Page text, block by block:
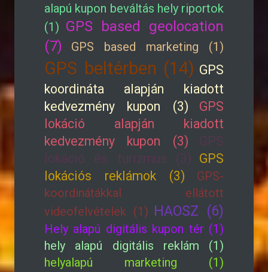
alapú kupon beváltás hely riportok
(1) GPS based geolocation
(7)
GPS based marketing (1)
GPS beltérben (14) GPS
koordináta alapján kiadott
kedvezmény kupon (3)
GPS
lokáció alapján kiadott
kedvezmény kupon (3)
GPS
lokáció és turizmus (3) GPS
lokációs reklámok (3)
GPS-
koordinátákkal ellátott
videofelvételek (1) HAOSZ (6)
Hely alapú digitális kupon tér (1)
hely alapú digitális reklám (1)
helyalapú marketing (1)